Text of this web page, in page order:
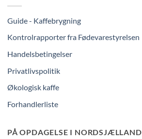
Guide - Kaffebrygning
Kontrolrapporter fra Fødevarestyrelsen
Handelsbetingelser
Privatlivspolitik
Økologisk kaffe
Forhandlerliste
PÅ OPDAGELSE I NORDSJÆLLAND